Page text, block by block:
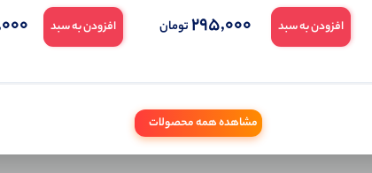
افزودن به سبد 295,000تومان افزودن به سبد
مشاهده همه محصولات